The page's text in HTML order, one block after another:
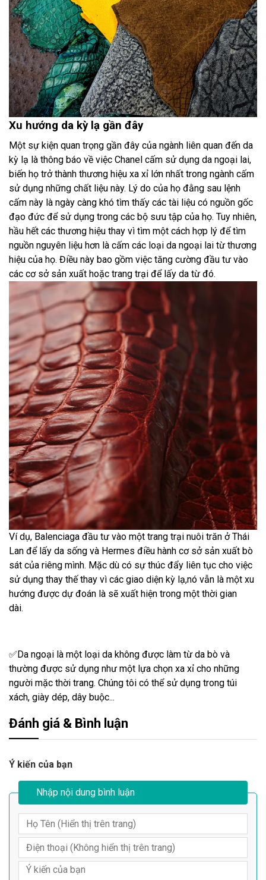
Xu hướng da kỳ lạ gần đây
Một sự kiện quan trọng gần đây của ngành liên quan đến da
kỳ lạ là thông báo về việc Chanel cấm sử dụng da ngoại lai,
biến họ trở thành thương hiệu xa xỉ lớn nhất trong ngành cấm
sử dụng những chất liệu này. Lý do của họ đằng sau lệnh
cấm này là ngày càng khó tìm thấy các tài liệu có nguồn gốc
đạo đức để sử dụng trong các bộ sưu tập của họ. Tuy nhiên,
hầu hết các thương hiệu thay vì tìm một cách hợp lý để tìm
nguồn nguyên liệu hơn là cấm các loại da ngoại lai từ thương
hiệu của họ. Điều này bao gồm việc tăng cường đầu tư vào
các cơ sở sản xuất hoặc trang trại để lấy da từ đó.
Ví dụ, Balenciaga đầu tư vào một trang trại nuôi trăn ở Thái
Lan để lấy da sống và Hermes điều hành cơ sở sản xuất bò
sát của riêng mình. Mặc dù có sự thúc đẩy liên tục cho việc
sử dụng thay thế thay vì các giao diện kỳ lạ,nó vẫn là một xu
hướng được dự đoán là sẽ xuất hiện trong một thời gian
dài.
✅Da ngoại là một loại da không được làm từ da bò và
thường được sử dụng như một lựa chọn xa xỉ cho những
người mặc thời trang. Chúng tôi có thể sử dụng trong túi
xách, giày dép, dây buộc...
Đánh giá & Bình luận
Ý kiến của bạn
Nhập nội dung bình luận